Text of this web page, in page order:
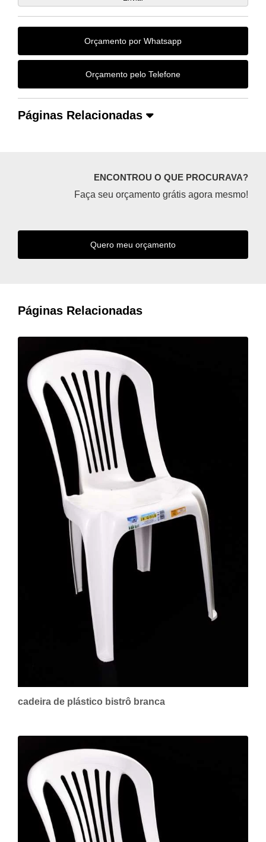
Orçamento por Whatsapp
Orçamento pelo Telefone
Páginas Relacionadas
ENCONTROU O QUE PROCURAVA?
Faça seu orçamento grátis agora mesmo!
Quero meu orçamento
Páginas Relacionadas
cadeira de plástico bistrô branca